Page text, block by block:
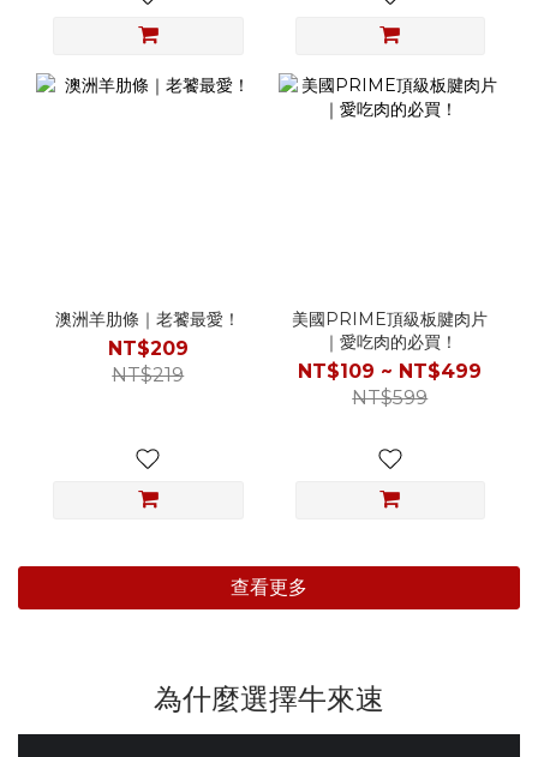
澳洲羊肋條｜老饕最愛！
NT$209
NT$219
美國PRIME頂級板腱肉片
｜愛吃肉的必買！
NT$109 ~ NT$499
NT$599
查看更多
為什麼選擇牛來速